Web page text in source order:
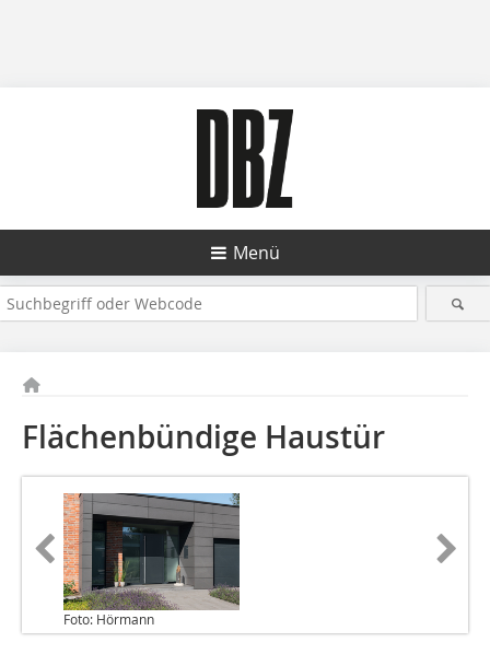
Menü
Flächenbündige Haustür
Foto: Hörmann